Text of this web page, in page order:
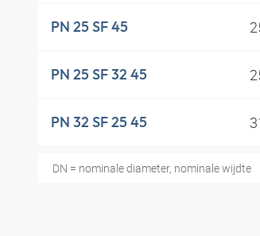
PN 25 SF 45
PN 25 SF 32 45
PN 32 SF 25 45
DN = nominale diameter, nominale wijdte